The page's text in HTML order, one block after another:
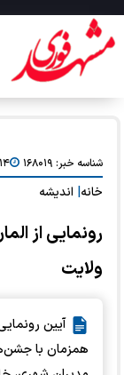
شناسه خبر: ۱۶۸۰۱۹
خانه اندیشه
رونمایی از
ولایت
آیین
همزمان با